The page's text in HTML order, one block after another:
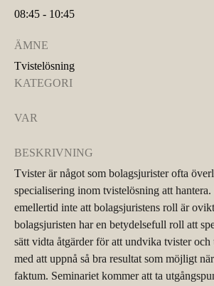
08:45 - 10:45
ÄMNE
Tvistelösning
KATEGORI
VAR
BESKRIVNING
Tvister är något som bolagsjurister ofta
specialisering inom tvistelösning att
emellertid inte att bolagsjuristens roll är
bolagsjuristen har en betydelsefull roll att
sätt vidta åtgärder för att undvika tvister och
med att uppnå så bra resultat som möjligt
faktum. Seminariet kommer att ta